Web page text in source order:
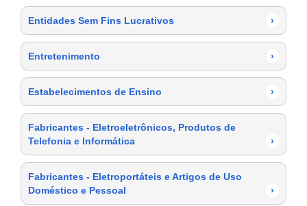
Entidades Sem Fins Lucrativos ›
Entretenimento ›
Estabelecimentos de Ensino ›
Fabricantes - Eletroeletrônicos, Produtos de
Telefonia e Informática
›
Fabricantes - Eletroportáteis e Artigos de Uso
Doméstico e Pessoal
›